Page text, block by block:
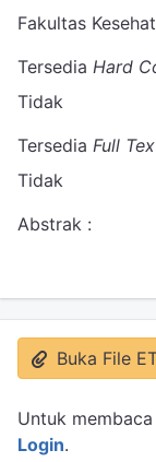
Fakultas
Tersedia Hard
Tidak
Tersedia Full
Tidak
Abstrak :
Buka File
Untuk
Login.